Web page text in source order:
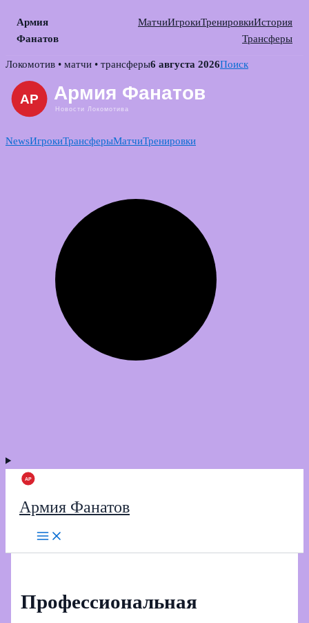
Армия
Фанатов
МатчиИгрокиТренировкиИстория
Трансферы
Skip
content
Локомотив • матчи • трансферы6 августа 2026Поиск
NewsИгрокиТрансферыМатчиТренировки
Армия Фанатов
Профессиональная